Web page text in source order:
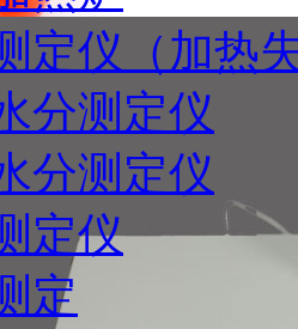
定仪（加热
分测定仪
分测定仪
定仪
定